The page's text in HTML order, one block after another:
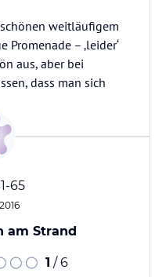
weitläufigem
– ‚leider‘
aus, aber bei
dass man sich
65
am Strand
1 / 6